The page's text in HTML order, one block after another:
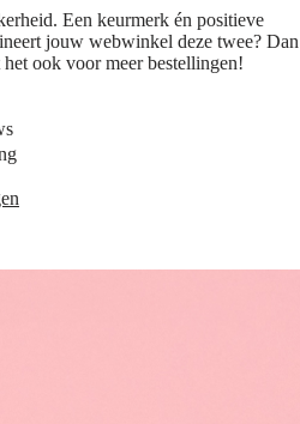
Een keurmerk én positieve
jouw webwinkel deze twee? Dan
ook voor meer bestellingen!